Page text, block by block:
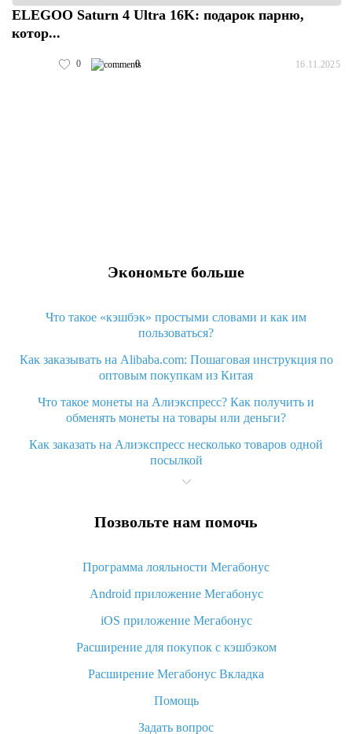
ELEGOO Saturn 4 Ultra 16K: подарок парню,
котор...
0 0 16.11.2025
Экономьте больше
Что такое «кэшбэк» простыми словами и как им
пользоваться?
Как заказывать на Alibaba.com: Пошаговая инструкция по
оптовым покупкам из Китая
Что такое монеты на Алиэкспресс? Как получить и
обменять монеты на товары или деньги?
Как заказать на Алиэкспресс несколько товаров одной
посылкой
Что значит статус «Заказ закрыт» на Алиэкспресс и что
Что делать, если Алиэкспресс просит ввести паспортные
Как узнать, куда пришла посылка с Алиэкспресс
Вы отменили заказ на Алиэкспресс, когда вернут деньги?
Что такое баллы на Алиэкспресс, как их получить и
«AliExpress Standard Shipping»: что это за метод доставки и
как его отслеживать
Как покупать оптом на Алиэкспресс
Позвольте нам помочь
Программа лояльности Мегабонус
Android приложение Мегабонус
iOS приложение Мегабонус
Расширение для покупок с кэшбэком
Расширение Мегабонус Вкладка
Помощь
Задать вопрос